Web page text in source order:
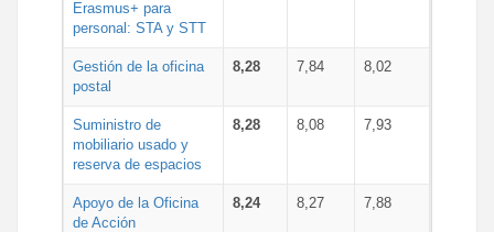
Erasmus+ para
personal: STA y STT
Gestión de la oficina
postal
8,28 7,84 8,02
Suministro de
mobiliario usado y
reserva de espacios
8,28 8,08 7,93
Apoyo de la Oficina
de Acción
8,24 8,27 7,88